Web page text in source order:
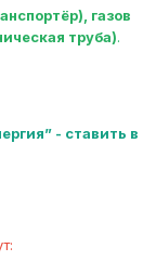
газов
труба).
- ставить в